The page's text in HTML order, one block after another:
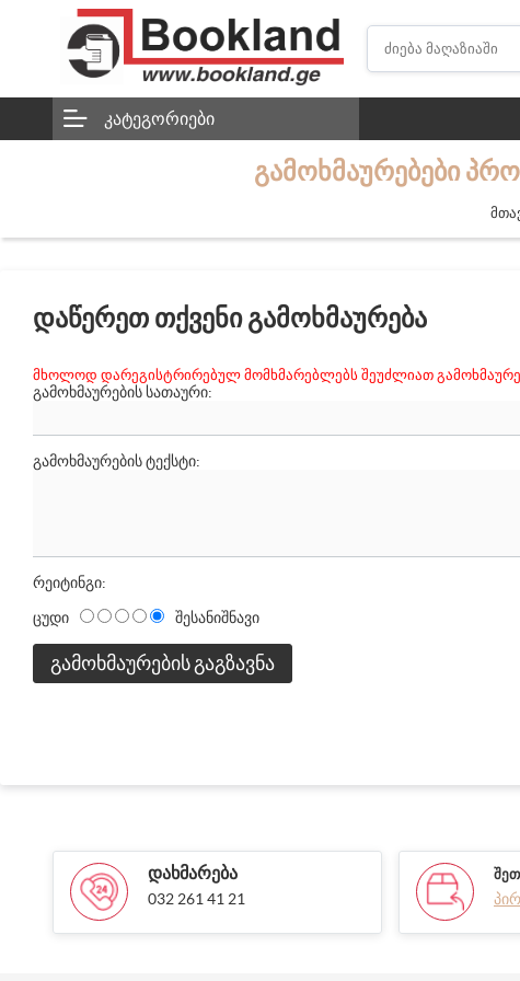
ᲙᲐᲢᲔᲒᲝᲠᲘᲔᲑᲘ
ᲒᲐᲛᲝᲮᲛᲐᲣᲠᲔᲑᲔᲑᲘ
ᲓᲐᲬᲔᲠᲔᲗ ᲗᲥᲕᲔᲜᲘ ᲒᲐᲛᲝᲮᲛᲐᲣᲠᲔᲑᲐ
მხოლოდ დარეგისტრირებულ მომხმარებლებს შეუძლიათ
ᲒᲐᲛᲝᲮᲛᲐᲣᲠᲔᲑᲘᲡ ᲡᲐᲗᲐᲣᲠᲘ:
ᲒᲐᲛᲝᲮᲛᲐᲣᲠᲔᲑᲘᲡ ᲢᲔᲥᲡᲢᲘ:
რეიტინგი:
ცუდი
შესანიშნავი
ᲒᲐᲛᲝᲮᲛᲐᲣᲠᲔᲑᲘᲡ ᲒᲐᲒᲖᲐᲕᲜᲐ
ᲓᲐᲮᲛᲐᲠᲔᲑᲐ
032 261 41 21